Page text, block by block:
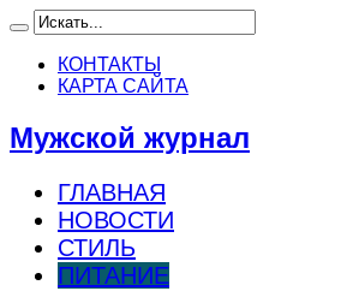
КОНТАКТЫ
КАРТА САЙТА
Мужской журнал
ГЛАВНАЯ
НОВОСТИ
СТИЛЬ
ПИТАНИЕ